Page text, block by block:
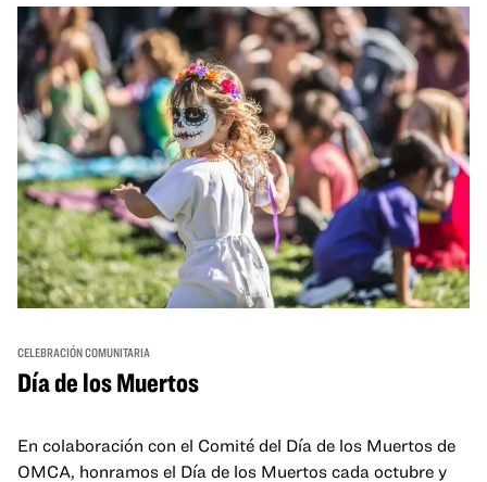
move, make, and connect in celebration of Black culture.
CELEBRACIÓN COMUNITARIA
Día de los Muertos
En colaboración con el Comité del Día de los Muertos de
OMCA, honramos el Día de los Muertos cada octubre y